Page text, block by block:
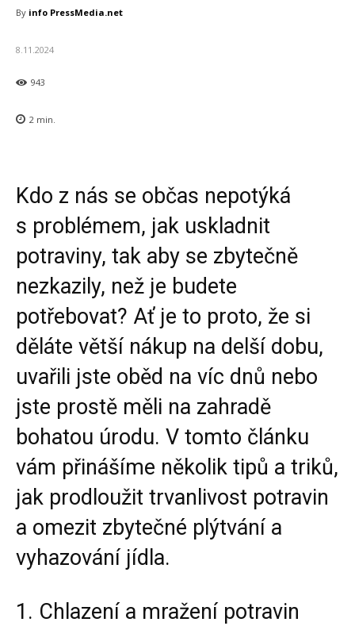
By info PressMedia.net
8.11.2024
943
2 min.
Kdo z nás se občas nepotýká
s problémem, jak uskladnit
potraviny, tak aby se zbytečně
nezkazily, než je budete
potřebovat? Ať je to proto, že si
děláte větší nákup na delší dobu,
uvařili jste oběd na víc dnů nebo
jste prostě měli na zahradě
bohatou úrodu. V tomto článku
vám přinášíme několik tipů a triků,
jak prodloužit trvanlivost potravin
a omezit zbytečné plýtvání a
vyhazování jídla.
1. Chlazení a mražení potravin